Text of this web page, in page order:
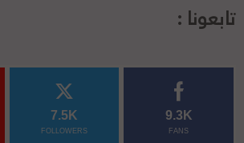
تابعونا :
9.3K
FANS
7.5K
FOLLOWERS